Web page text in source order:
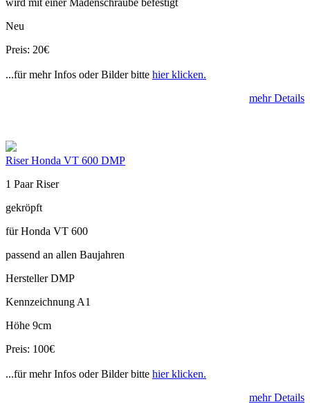
Neu
Preis: 20€
...für mehr Infos oder Bilder bitte hier klicken.
mehr Details
Riser Honda VT 600 DMP
1 Paar Riser
gekröpft
für Honda VT 600
passend an allen Baujahren
Hersteller DMP
Kennzeichnung A1
Höhe 9cm
Preis: 100€
...für mehr Infos oder Bilder bitte hier klicken.
mehr Details